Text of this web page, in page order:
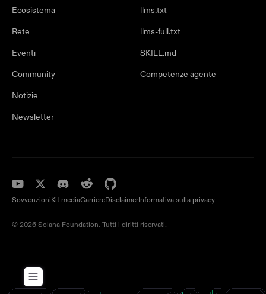
Ecosistema
Rete
Eventi
Community
Notizie
Newsletter
llms.txt
llms-full.txt
SKILL.md
Competenze agente
SovvenzioniKit mediaCarriereDisclaimerInformativa sulla privacy
© 2026 Solana Foundation. Tutti i diritti riservati.